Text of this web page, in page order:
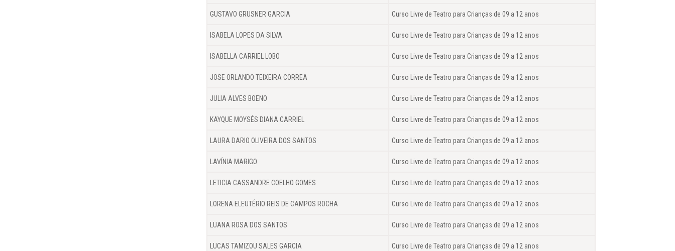
GUSTAVO GRUSNER GARCIA Curso Livre de Teatro para Crianças de 09 a 12 anos
ISABELA LOPES DA SILVA Curso Livre de Teatro para Crianças de 09 a 12 anos
ISABELLA CARRIEL LOBO Curso Livre de Teatro para Crianças de 09 a 12 anos
JOSE ORLANDO TEIXEIRA CORREA Curso Livre de Teatro para Crianças de 09 a 12 anos
JULIA ALVES BOENO Curso Livre de Teatro para Crianças de 09 a 12 anos
KAYQUE MOYSÉS DIANA CARRIEL Curso Livre de Teatro para Crianças de 09 a 12 anos
LAURA DARIO OLIVEIRA DOS SANTOS Curso Livre de Teatro para Crianças de 09 a 12 anos
LAVÍNIA MARIGO Curso Livre de Teatro para Crianças de 09 a 12 anos
LETICIA CASSANDRE COELHO GOMES Curso Livre de Teatro para Crianças de 09 a 12 anos
LORENA ELEUTÉRIO REIS DE CAMPOS ROCHA Curso Livre de Teatro para Crianças de 09 a 12 anos
LUANA ROSA DOS SANTOS Curso Livre de Teatro para Crianças de 09 a 12 anos
LUCAS TAMIZOU SALES GARCIA Curso Livre de Teatro para Crianças de 09 a 12 anos